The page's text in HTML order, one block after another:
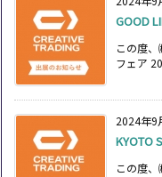
GOOD
この度、
フェア
2024年9
KYOTO
この度